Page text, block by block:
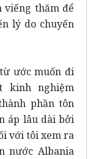
viếng thăm để
lý do chuyến
ước muốn đi
kinh nghiệm
phần tôn
áp lâu dài bởi
với tôi xem ra
nước Albania